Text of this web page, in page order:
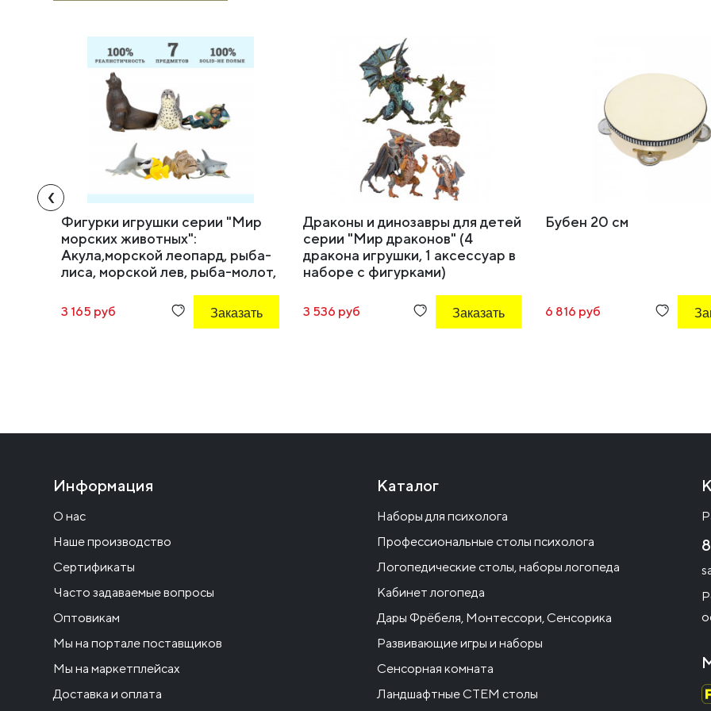
Фигурки игрушки серии "Мир
морских животных":
Акула,морской леопард, рыба-
лиса, морской лев, рыба-молот,
6 фигурок животных и 1
человека)
3 165 руб Заказать
Драконы и динозавры для детей
серии "Мир драконов" (4
дракона игрушки, 1 аксессуар в
наборе с фигурками)
3 536 руб Заказать
Бубен 20 см
6 816 руб
‹
Информация
О нас
Наше производство
Сертификаты
Часто задаваемые вопросы
Оптовикам
Мы на портале поставщиков
Мы на маркетплейсах
Доставка и оплата
Каталог
Наборы для психолога
Профессиональные столы психолога
Логопедические столы, наборы логопеда
Кабинет логопеда
Дары Фрёбеля, Монтессори, Сенсорика
Развивающие игры и наборы
Сенсорная комната
Ландшафтные СТЕМ столы